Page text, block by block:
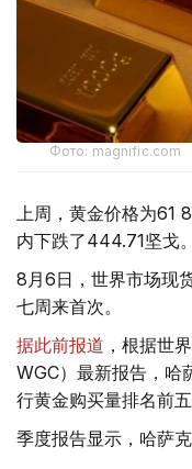
Фото: magnific.com
上周，黄金价格为61
内下跌了444.71坚戈。
8月6日，世界市场现
七周来首次。
据此前报道 ，根据世
WGC）最新报告，哈
行黄金购买量排名前五
季度报告显示，哈萨